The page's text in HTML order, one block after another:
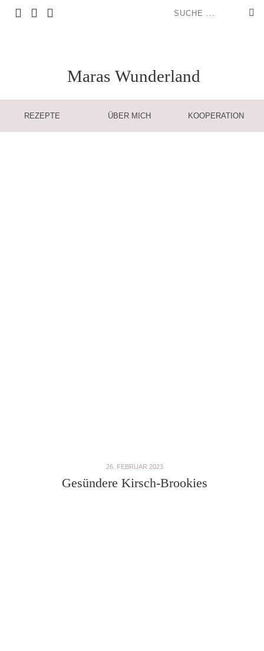
Maras Wunderland
REZEPTE ÜBER MICH KOOPERATION
26. FEBRUAR 2023
Gesündere Kirsch-Brookies